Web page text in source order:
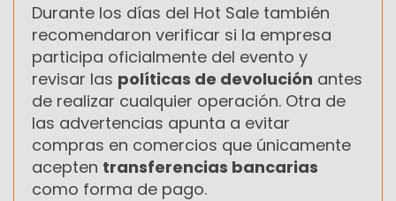
Durante los días del Hot Sale también
recomendaron verificar si la empresa
participa oficialmente del evento y
revisar las políticas de devolución antes
de realizar cualquier operación. Otra de
las advertencias apunta a evitar
compras en comercios que únicamente
acepten transferencias bancarias
como forma de pago.